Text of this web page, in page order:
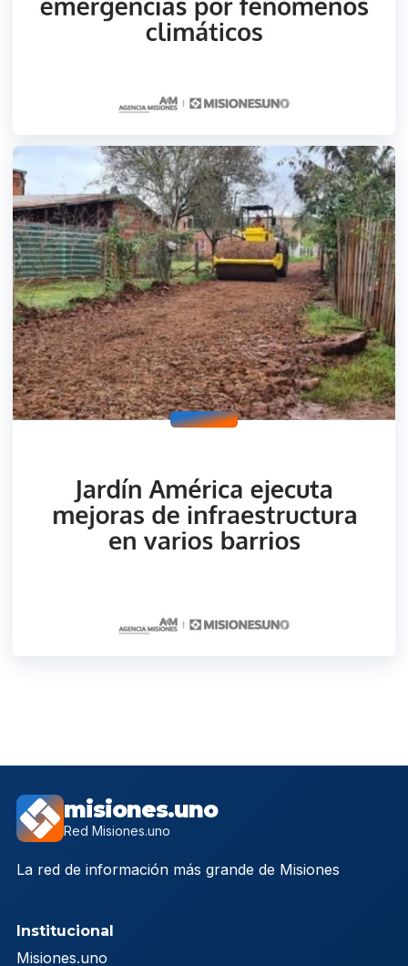
misiones.uno
Red Misiones.uno
La red de información más grande de Misiones
Institucional
Misiones.uno